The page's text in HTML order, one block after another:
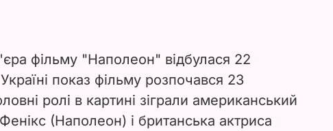
фільму "Наполеон" відбулася 22
показ фільму розпочався 23
ролі в картині зіграли американський
(Наполеон) і британська актриса